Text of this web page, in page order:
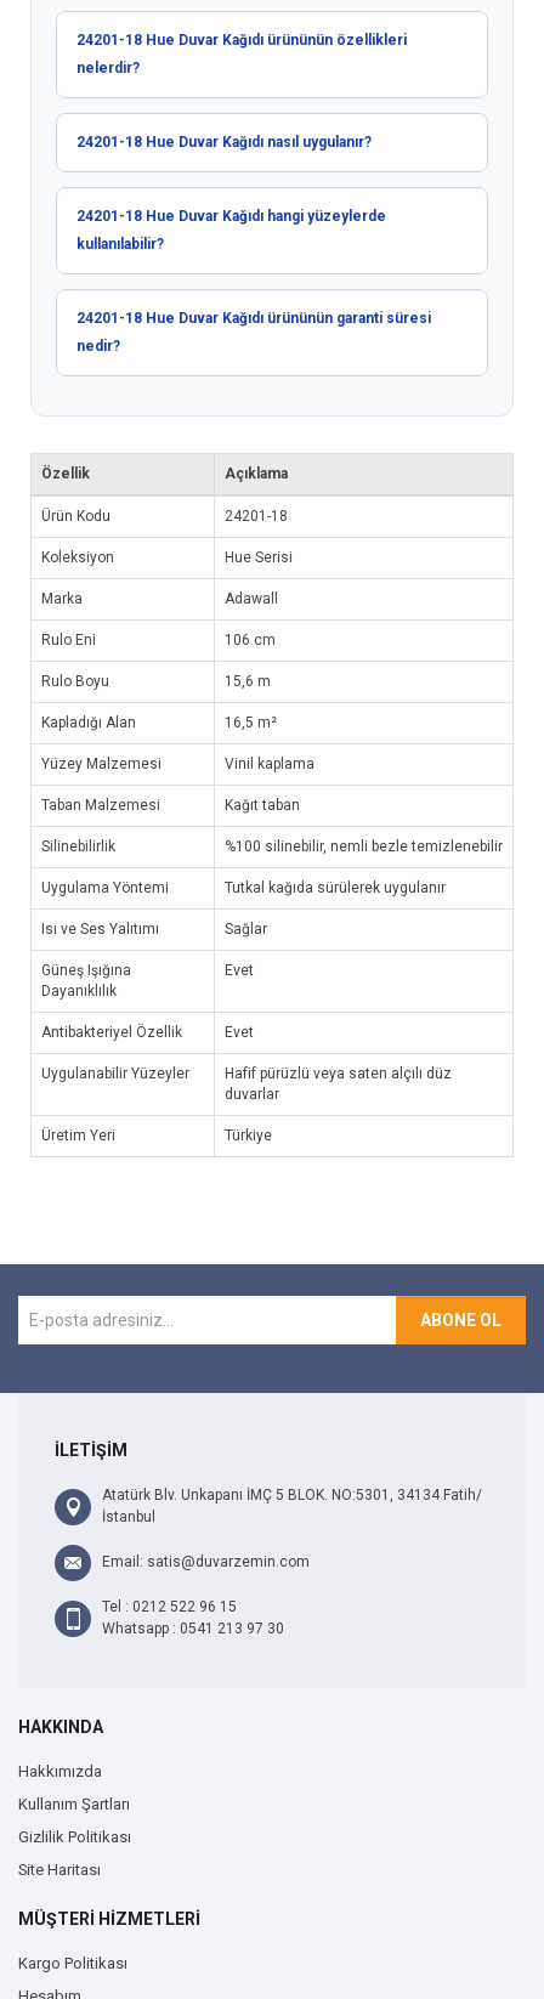
24201-18 Hue Duvar Kağıdı ürününün özellikleri
nelerdir?
24201-18 Hue Duvar Kağıdı nasıl uygulanır?
24201-18 Hue Duvar Kağıdı hangi yüzeylerde
kullanılabilir?
24201-18 Hue Duvar Kağıdı ürününün garanti süresi
nedir?
Özellik Açıklama
Ürün Kodu 24201-18
Koleksiyon Hue Serisi
Marka Adawall
Rulo Eni 106 cm
Rulo Boyu 15,6 m
Kapladığı Alan 16,5 m²
Yüzey Malzemesi Vinil kaplama
Taban Malzemesi Kağıt taban
Silinebilirlik %100 silinebilir, nemli bezle temizlenebilir
Uygulama Yöntemi Tutkal kağıda sürülerek uygulanır
Isı ve Ses Yalıtımı Sağlar
Güneş Işığına
Dayanıklılık
Evet
Antibakteriyel Özellik Evet
Uygulanabilir Yüzeyler
Hafif pürüzlü veya saten alçılı düz
duvarlar
Üretim Yeri Türkiye
ABONE OL
İLETİŞİM
Atatürk Blv. Unkapanı İMÇ 5 BLOK. NO:5301, 34134 Fatih/
İstanbul
Email: satis@duvarzemin.com
Tel : 0212 522 96 15
Whatsapp : 0541 213 97 30
HAKKINDA
Hakkımızda
Kullanım Şartları
Gizlilik Politikası
Site Haritası
MÜŞTERİ HİZMETLERİ
Kargo Politikası